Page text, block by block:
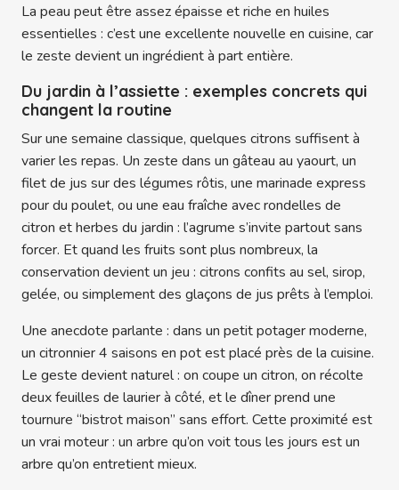
La peau peut être assez épaisse et riche en huiles
essentielles : c’est une excellente nouvelle en cuisine, car
le zeste devient un ingrédient à part entière.
Du jardin à l’assiette : exemples concrets qui
changent la routine
Sur une semaine classique, quelques citrons suffisent à
varier les repas. Un zeste dans un gâteau au yaourt, un
filet de jus sur des légumes rôtis, une marinade express
pour du poulet, ou une eau fraîche avec rondelles de
citron et herbes du jardin : l’agrume s’invite partout sans
forcer. Et quand les fruits sont plus nombreux, la
conservation devient un jeu : citrons confits au sel, sirop,
gelée, ou simplement des glaçons de jus prêts à l’emploi.
Une anecdote parlante : dans un petit potager moderne,
un citronnier 4 saisons en pot est placé près de la cuisine.
Le geste devient naturel : on coupe un citron, on récolte
deux feuilles de laurier à côté, et le dîner prend une
tournure “bistrot maison” sans effort. Cette proximité est
un vrai moteur : un arbre qu’on voit tous les jours est un
arbre qu’on entretient mieux.